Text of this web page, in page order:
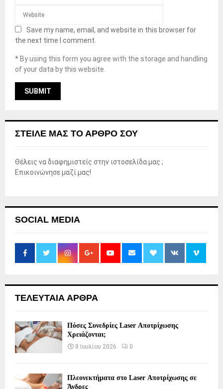
Save my name, email, and website in this browser for
the next time I comment.
* By using this form you agree with the storage and handling
of your data by this website.
ΣΤΕΊΛΕ ΜΑΣ ΤΟ ΆΡΘΡΟ ΣΟΥ
Θέλεις να διαφημιστείς στην ιστοσελίδα μας ;
Επικοινώνησε μαζί μας!
SOCIAL MEDIA
ΤΕΛΕΥΤΑΙΑ ΑΡΘΡΑ
Πόσες Συνεδρίες Laser Αποτρίχωσης
Χρειάζονται;
8 Ιουλίου 2026 0
Πλεονεκτήματα στο Laser Αποτρίχωσης σε
Άνδρες